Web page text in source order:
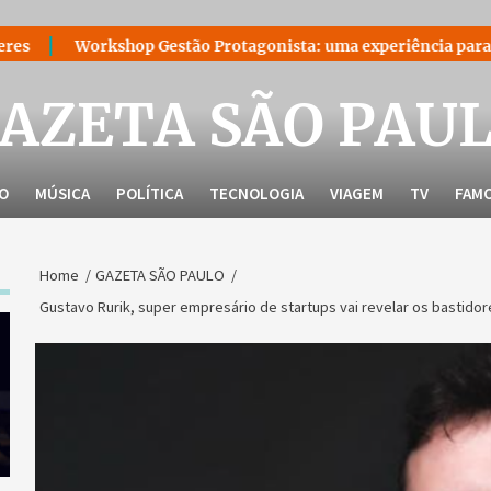
Gestão Protagonista: uma experiência para quem
SÃO
MÚSICA POLÍTICA TECNOLOGIA VIAGEM TV
Home
GAZETA SÃO PAULO
Gustavo Rurik, super empresário de startups vai revelar os